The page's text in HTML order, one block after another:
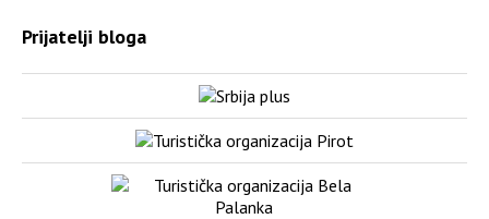
Prijatelji bloga